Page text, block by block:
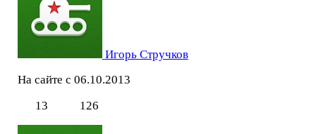
Игорь Стручков
На сайте с 06.10.2013
13
126